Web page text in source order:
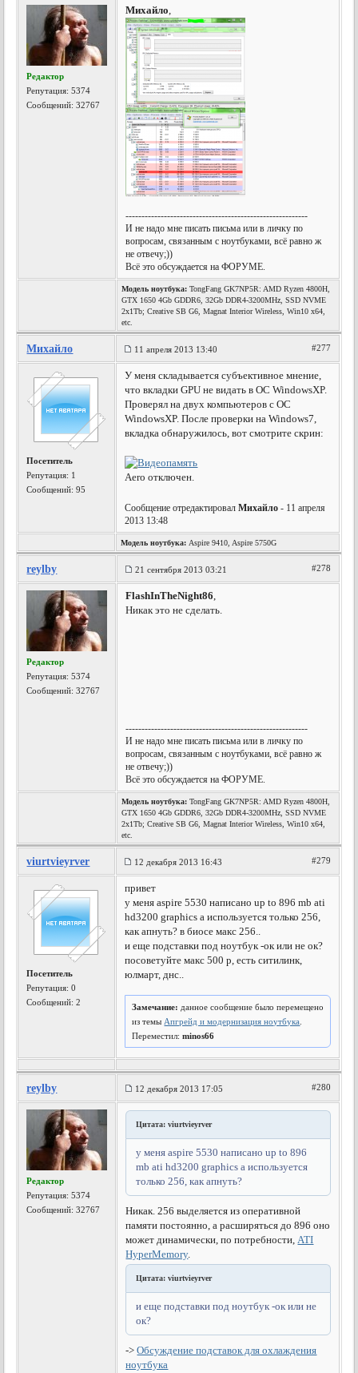
Редактор
Репутация:5374
Сообщений: 32767
Михайло,
---------------------------------------------------------
И не надо мне писать письма или в личку по
вопросам, связанным с ноутбуками, всё равно ж
не отвечу;))
Всё это обсуждается на ФОРУМЕ.
Модель ноутбука: TongFang GK7NP5R: AMD Ryzen 4800H,
GTX 1650 4Gb GDDR6, 32Gb DDR4-3200MHz, SSD NVME
2x1Tb; Creative SB G6, Magnat Interior Wireless, Win10 x64,
etc.
Михайло 11 апреля 2013 13:40 #277
Посетитель
Репутация: 1
Сообщений: 95
У меня складывается субъективное мнение,
что вкладки GPU не видать в ОС WindowsXP.
Проверял на двух компьютеров с ОС
WindowsXP. После проверки на Windows7,
вкладка обнаружилось, вот смотрите скрин:
Aero отключен.
Сообщение отредактировалМихайло - 11 апреля
2013 13:48
Модель ноутбука: Aspire 9410, Aspire 5750G
reylby 21 сентября 2013 03:21 #278
Редактор
Репутация:5374
Сообщений: 32767
FlashInTheNight86,
Никак это не сделать.
---------------------------------------------------------
И не надо мне писать письма или в личку по
вопросам, связанным с ноутбуками, всё равно ж
не отвечу;))
Всё это обсуждается на ФОРУМЕ.
Модель ноутбука: TongFang GK7NP5R: AMD Ryzen 4800H,
GTX 1650 4Gb GDDR6, 32Gb DDR4-3200MHz, SSD NVME
2x1Tb; Creative SB G6, Magnat Interior Wireless, Win10 x64,
etc.
viurtvieyrver 12 декабря 2013 16:43 #279
Посетитель
Репутация:0
Сообщений: 2
привет
у меня aspire 5530 написано up to 896 mb ati
hd3200 graphics а используется только 256,
как апнуть? в биосе макс 256..
и еще подставки под ноутбук -ок или не ок?
посоветуйте макс 500 р, есть ситилинк,
юлмарт, днс..
Замечание: данное сообщение было перемещено
из темы Апгрейд и модернизация ноутбука
Переместил:minos66
reylby 12 декабря 2013 17:05 #280
Редактор
Репутация:5374
Сообщений: 32767
Цитата: viurtvieyrver
у меня aspire 5530 написано up to 896
mb ati hd3200 graphics а используется
только 256, как апнуть?
Никак. 256 выделяется из оперативной
памяти постоянно, а расширяться до 896 оно
может динамически, по потребности,ATI
HyperMemory.
Цитата: viurtvieyrver
и еще подставки под ноутбук -ок или не
ок?
->Обсуждение подставок для охлаждения
ноутбука